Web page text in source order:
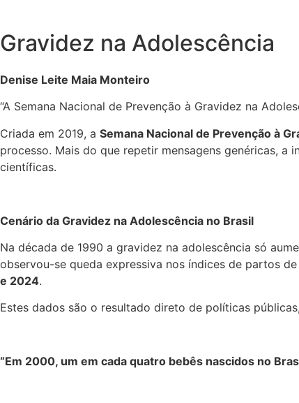
Gravidez na Adolescência
Denise Leite Maia Monteiro
“A Semana Nacional de Prevenção à Gravidez na
Criada em 2019, a Semana Nacional de Prevenção à
processo. Mais do que repetir mensagens genéricas,
científicas.
Cenário da Gravidez na Adolescência no Brasil
Na década de 1990 a gravidez na adolescência só
observou-se queda expressiva nos índices de partos
e 2024.
Estes dados são o resultado direto de políticas
“Em 2000, um em cada quatro bebês nascidos no